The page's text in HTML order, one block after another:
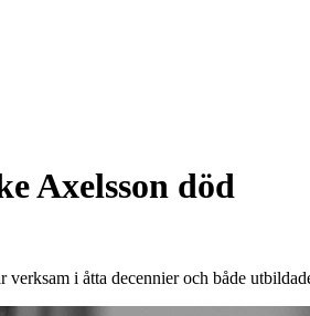
Axelsson död
i åtta decennier och både